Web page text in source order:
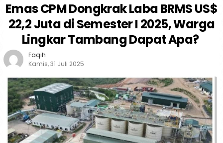
Emas CPM Dongkrak Laba BRMS US$
22,2 Juta di Semester I 2025, Warga
Lingkar Tambang Dapat Apa?
Faqih
Kamis, 31 Juli 2025